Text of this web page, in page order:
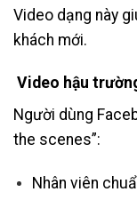
Video dạng này
khách mới.
Video hậu
Người dùng
the scenes”:
Nhân viên